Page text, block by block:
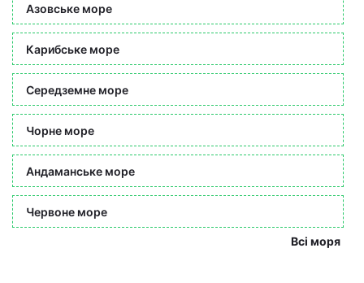
Азовське море
Карибське море
Середземне море
Чорне море
Андаманське море
Червоне море
Всі моря